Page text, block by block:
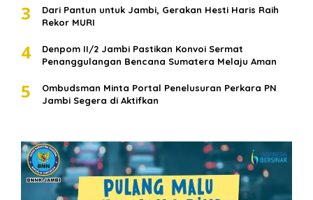
3
Dari Pantun untuk Jambi, Gerakan Hesti Haris Raih
Rekor MURI
4
Denpom II/2 Jambi Pastikan Konvoi Sermat
Penanggulangan Bencana Sumatera Melaju Aman
5
Ombudsman Minta Portal Penelusuran Perkara PN
Jambi Segera di Aktifkan